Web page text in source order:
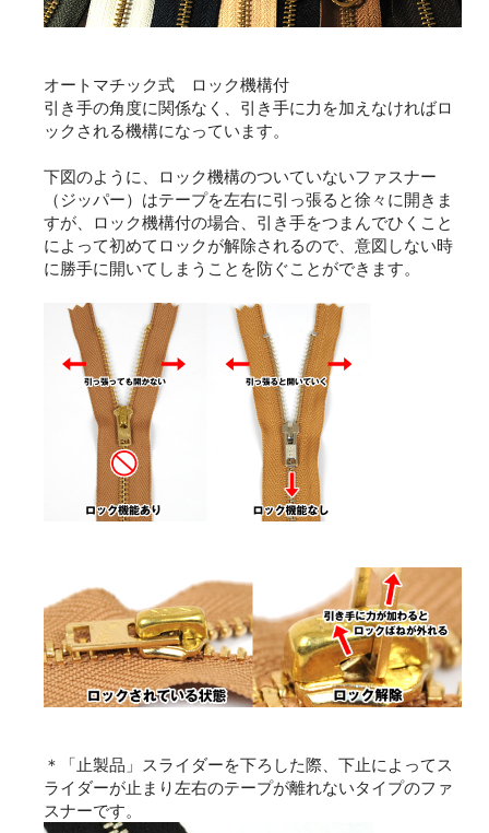
オートマチック式 ロック機構付
引き手の角度に関係なく、引き手に力を加えなければロ
ックされる機構になっています。
下図のように、ロック機構のついていないファスナー
（ジッパー）はテープを左右に引っ張ると徐々に開きま
すが、ロック機構付の場合、引き手をつまんでひくこと
によって初めてロックが解除されるので、意図しない時
に勝手に開いてしまうことを防ぐことができます。
＊「止製品」スライダーを下ろした際、下止によってス
ライダーが止まり左右のテープが離れないタイプのファ
スナーです。